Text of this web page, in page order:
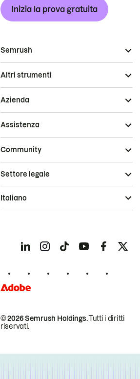
Inizia la prova gratuita
Semrush
Altri strumenti
Azienda
Assistenza
Community
© 2026 Semrush Holdings.Tutti i diritti
riservati.
Settore legale
Italiano